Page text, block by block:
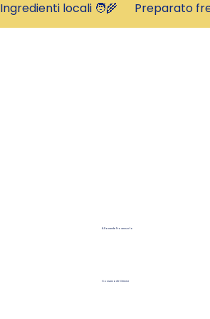
Ingredienti locali 🧑‍🌾      Preparato
Altamente Processato
Conservanti Chimici